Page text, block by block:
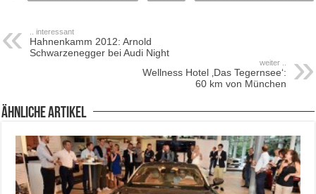
.. interessant
Hahnenkamm 2012: Arnold
Schwarzenegger bei Audi Night
weiter ..
Wellness Hotel ‚Das Tegernsee‘:
60 km von München
ähnliche Artikel